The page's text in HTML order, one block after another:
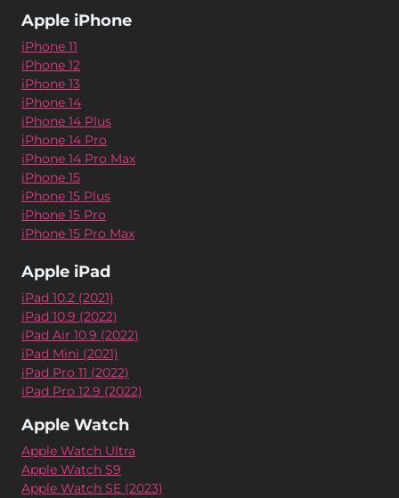
Apple iPhone
iPhone 11
iPhone 12
iPhone 13
iPhone 14
iPhone 14 Plus
iPhone 14 Pro
iPhone 14 Pro Max
iPhone 15
iPhone 15 Plus
iPhone 15 Pro
iPhone 15 Pro Max
Apple iPad
iPad 10.2 (2021)
iPad 10.9 (2022)
iPad Air 10.9 (2022)
iPad Mini (2021)
iPad Pro 11 (2022)
iPad Pro 12.9 (2022)
Apple Watch
Apple Watch Ultra
Apple Watch S9
Apple Watch SE (2023)